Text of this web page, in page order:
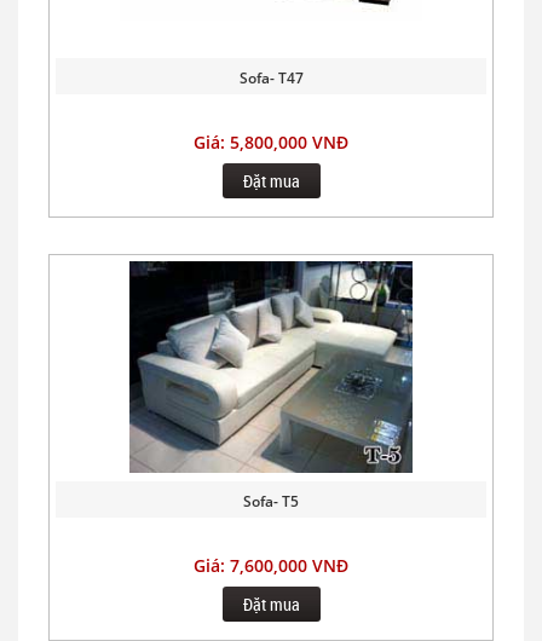
Sofa- T47
Giá: 5,800,000 VNĐ
Đặt mua
Sofa- T5
Giá: 7,600,000 VNĐ
Đặt mua